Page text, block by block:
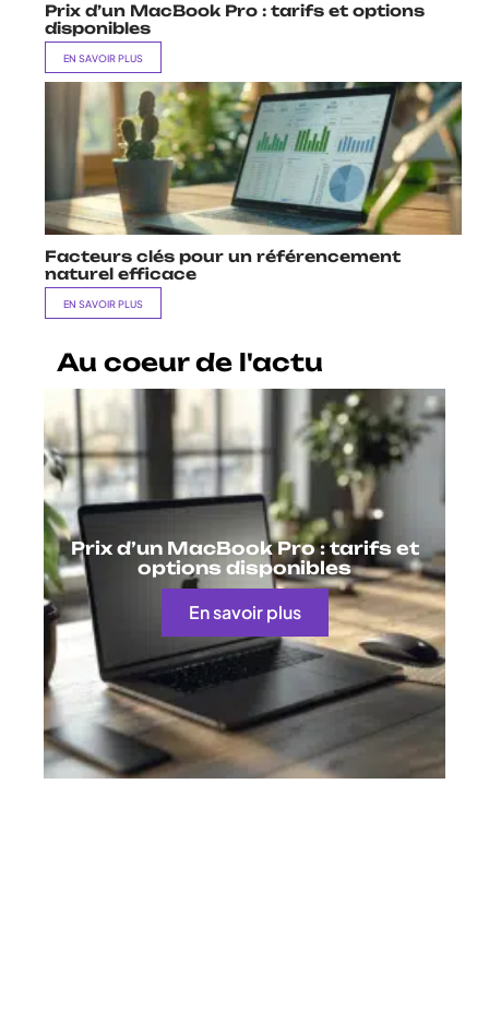
Prix d’un MacBook Pro : tarifs et options
disponibles
EN SAVOIR PLUS
Facteurs clés pour un référencement
naturel efficace
EN SAVOIR PLUS
Au coeur de l'actu
Prix d’un MacBook Pro : tarifs et
options disponibles
En savoir plus